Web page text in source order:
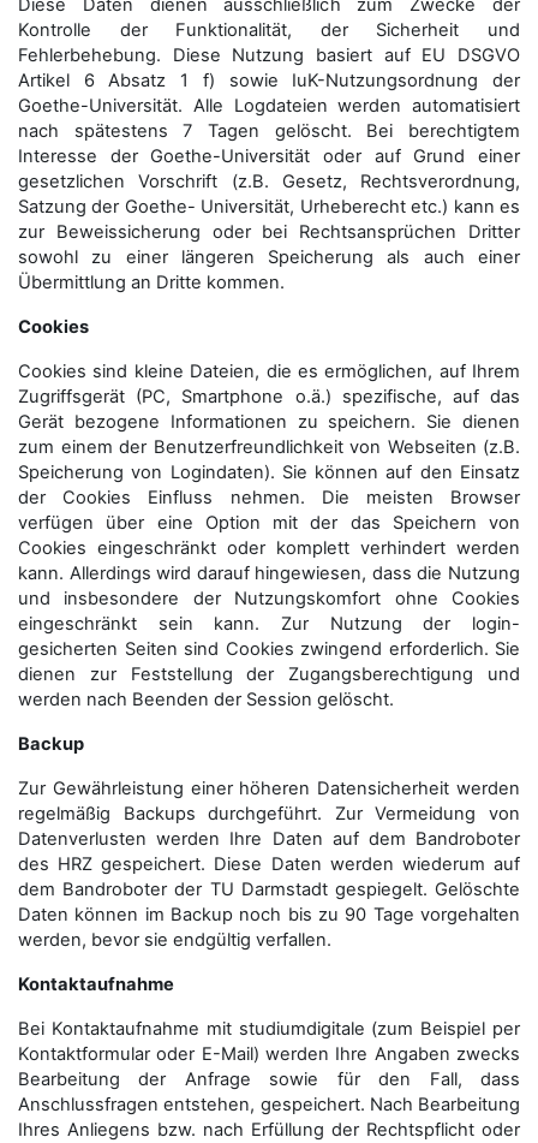
Diese Daten dienen ausschließlich zum Zwecke der
Kontrolle der Funktionalität, der Sicherheit und
Fehlerbehebung. Diese Nutzung basiert auf EU DSGVO
Artikel 6 Absatz 1 f) sowie IuK-Nutzungsordnung der
Goethe-Universität. Alle Logdateien werden auto­matisiert
nach spätestens 7 Tagen gelöscht. Bei berechtigtem
Interesse der Goethe-Universität oder auf Grund einer
gesetzlichen Vorschrift (z.B. Gesetz, Rechtsverordnung,
Satzung der Goethe- Universität, Urheberecht etc.) kann es
zur Beweissicherung oder bei Rechtsansprüchen Dritter
sowohl zu einer längeren Speicherung als auch einer
Übermittlung an Dritte kommen.
Cookies
Cookies sind kleine Dateien, die es ermöglichen, auf Ihrem
Zugriffsgerät (PC, Smartphone o.ä.) spezifische, auf das
Gerät bezogene Informationen zu speichern. Sie dienen
zum einem der Benutzerfreundlichkeit von Webseiten (z.B.
Speicherung von Logindaten). Sie können auf den Einsatz
der Cookies Einfluss nehmen. Die meisten Browser
verfügen über eine Option mit der das Speichern von
Cookies eingeschränkt oder komplett verhindert werden
kann. Allerdings wird darauf hingewiesen, dass die Nutzung
und insbesondere der Nutzungskomfort ohne Cookies
eingeschränkt sein kann. Zur Nutzung der login-
gesicherten Seiten sind Cookies zwingend erforderlich. Sie
dienen zur Feststellung der Zugangs­berechtigung und
werden nach Beenden der Session gelöscht.
Backup
Zur Gewährleistung einer höheren Datensicherheit werden
regelmäßig Backups durchgeführt. Zur Vermeidung von
Datenverlusten werden Ihre Daten auf dem Bandroboter
des HRZ gespeichert. Diese Daten werden wiederum auf
dem Bandroboter der TU Darmstadt gespiegelt. Gelöschte
Daten können im Backup noch bis zu 90 Tage vorgehalten
werden, bevor sie endgültig verfallen.
Kontaktaufnahme
Bei Kontaktaufnahme mit studiumdigitale (zum Beispiel per
Kontaktformular oder E-Mail) werden Ihre Angaben zwecks
Bearbeitung der Anfrage sowie für den Fall, dass
Anschluss­fragen entstehen, gespeichert. Nach Bearbeitung
Ihres Anliegens bzw. nach Erfüllung der Rechtspflicht oder